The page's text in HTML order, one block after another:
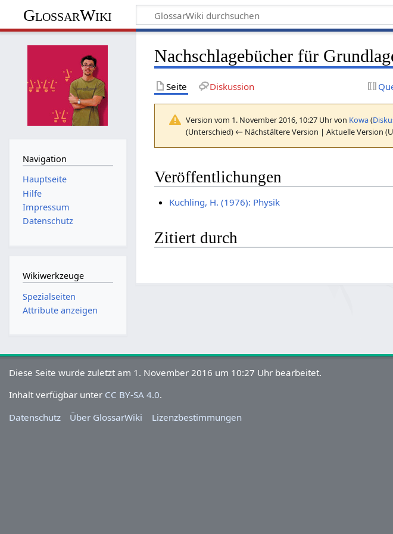
GlossarWiki
Nachschlagebücher für
Seite Diskussion
Version vom 1. November 2016, 10:27 Uhr von Kowa(
(Unterschied) ← Nächstältere Version | Aktuelle Version
Veröffentlichungen
Kuchling, H. (1976): Physik
Zitiert durch
Navigation
Hauptseite
Hilfe
Impressum
Datenschutz
Wikiwerkzeuge
Spezialseiten
Attribute anzeigen
Diese Seite wurde zuletzt am 1. November 2016 um 10:27 Uhr bearbeitet.
Inhalt verfügbar unter CC BY-SA 4.0.
Datenschutz
Über GlossarWiki Lizenzbestimmungen